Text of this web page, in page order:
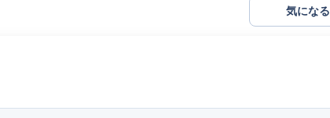
気になる